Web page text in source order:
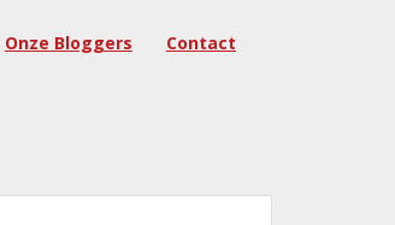
Onze Bloggers Contact